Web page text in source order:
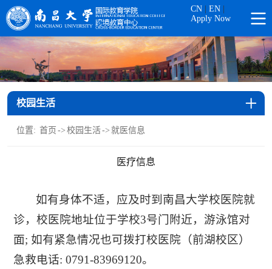
CN| EN|
Apply Now
校园生活
位置: 首页 -> 校园生活-> 就医信息
医疗信息
如有身体不适，应及时到南昌大学校医院就
诊，校医院地址位于学校3号门附近，游泳馆对
面; 如有紧急情况也可拨打校医院（前湖校区）
急救电话: 0791-83969120。